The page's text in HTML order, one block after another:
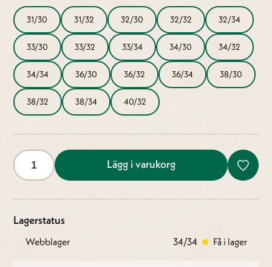
31/30 31/32 32/30 32/32 32/34
33/30 33/32 33/34 34/30 34/32
34/34 36/30 36/32 36/34 38/30
38/32 38/34 40/32
Lägg i varukorg
Lagerstatus
Webblager 34/34 Få i lager